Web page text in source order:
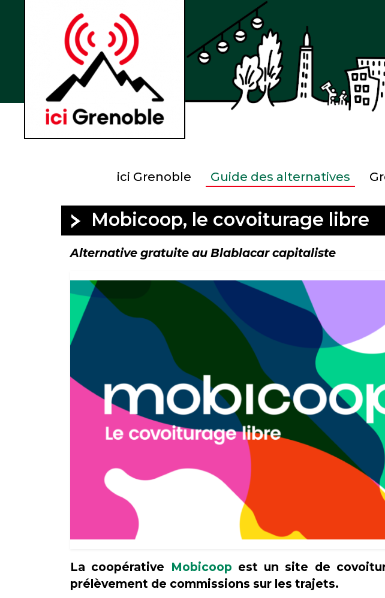
ici Grenoble Guide des alternatives
Mobicoop, le covoiturage libre
Alternative gratuite au Blablacar capitaliste
La coopérative Mobicoop est un site de
prélèvement de commissions sur les trajets.